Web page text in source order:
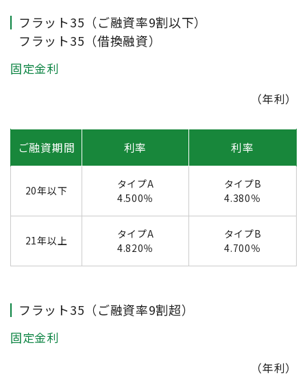
フラット35（ご融資率9割以下）
フラット35（借換融資）
固定金利
（年利）
ご融資期間 利率 利率
20年以下
タイプA
4.500％
タイプB
4.380％
21年以上
タイプA
4.820％
タイプB
4.700％
フラット35（ご融資率9割超）
固定金利
（年利）